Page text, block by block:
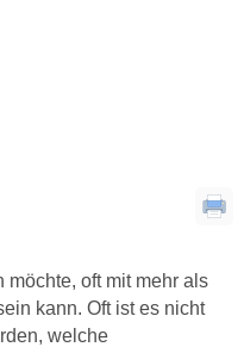
möchte, oft mit mehr als
kann. Oft ist es nicht
welche